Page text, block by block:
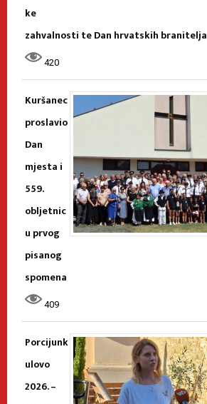
ke
zahvalnosti te Dan hrvatskih branitelja
420
Kuršanec
proslavio
Dan
mjesta i
559.
obljetnic
u prvog
pisanog
spomena
409
Porcijunk
ulovo
2026. –